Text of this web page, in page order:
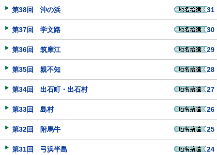
第38回 沖の浜 31
第37回 学文路 30
第36回 筑摩江 29
第35回 親不知 28
第34回 出石町・出石村 27
第33回 島村 26
第32回 附馬牛 25
第31回 弓浜半島 24